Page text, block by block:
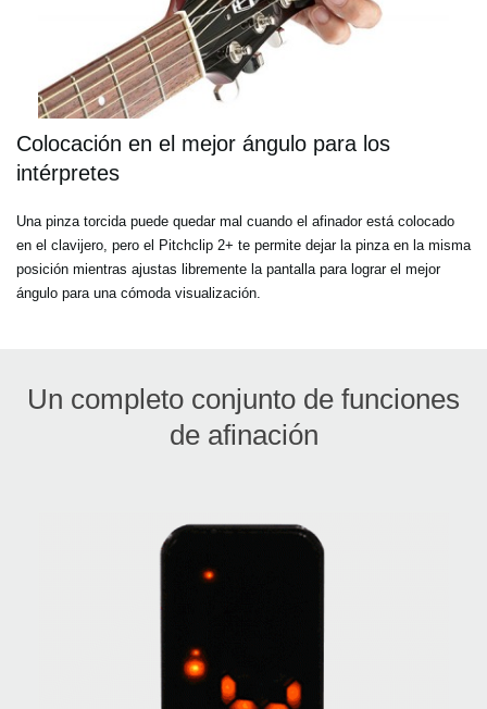
Colocación en el mejor ángulo para los
intérpretes
Una pinza torcida puede quedar mal cuando el afinador está colocado
en el clavijero, pero el Pitchclip 2+ te permite dejar la pinza en la misma
posición mientras ajustas libremente la pantalla para lograr el mejor
ángulo para una cómoda visualización.
Un completo conjunto de funciones
de afinación